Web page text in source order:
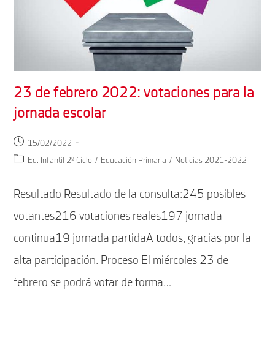
23 de febrero 2022: votaciones para la
jornada escolar
Publicación
de
15/02/2022
Categoría
entrada:
Ed. Infantil 2º Ciclo / Educación Primaria / Noticias 2021-2022
Resultado Resultado de la consulta:245 posibles
votantes216 votaciones reales197 jornada
continua19 jornada partidaA todos, gracias por la
alta participación. Proceso El miércoles 23 de
febrero se podrá votar de forma…